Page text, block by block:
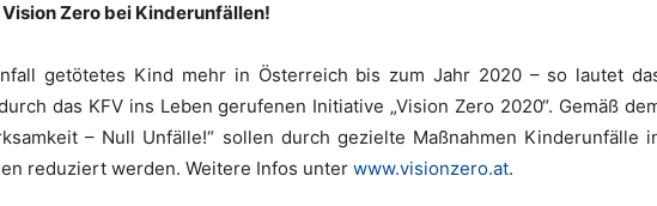
Vision Zero bei Kinderunfällen!
getötetes Kind mehr in Österreich bis zum Jahr 2020 – so lautet
das KFV ins Leben gerufenen Initiative „Vision Zero 2020“. Gemäß
– Null Unfälle!“ sollen durch gezielte Maßnahmen Kinderunfälle
reduziert werden. Weitere Infos unter www.visionzero.at.